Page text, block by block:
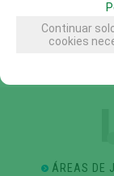
ÁREAS DE
Continuar
cookies